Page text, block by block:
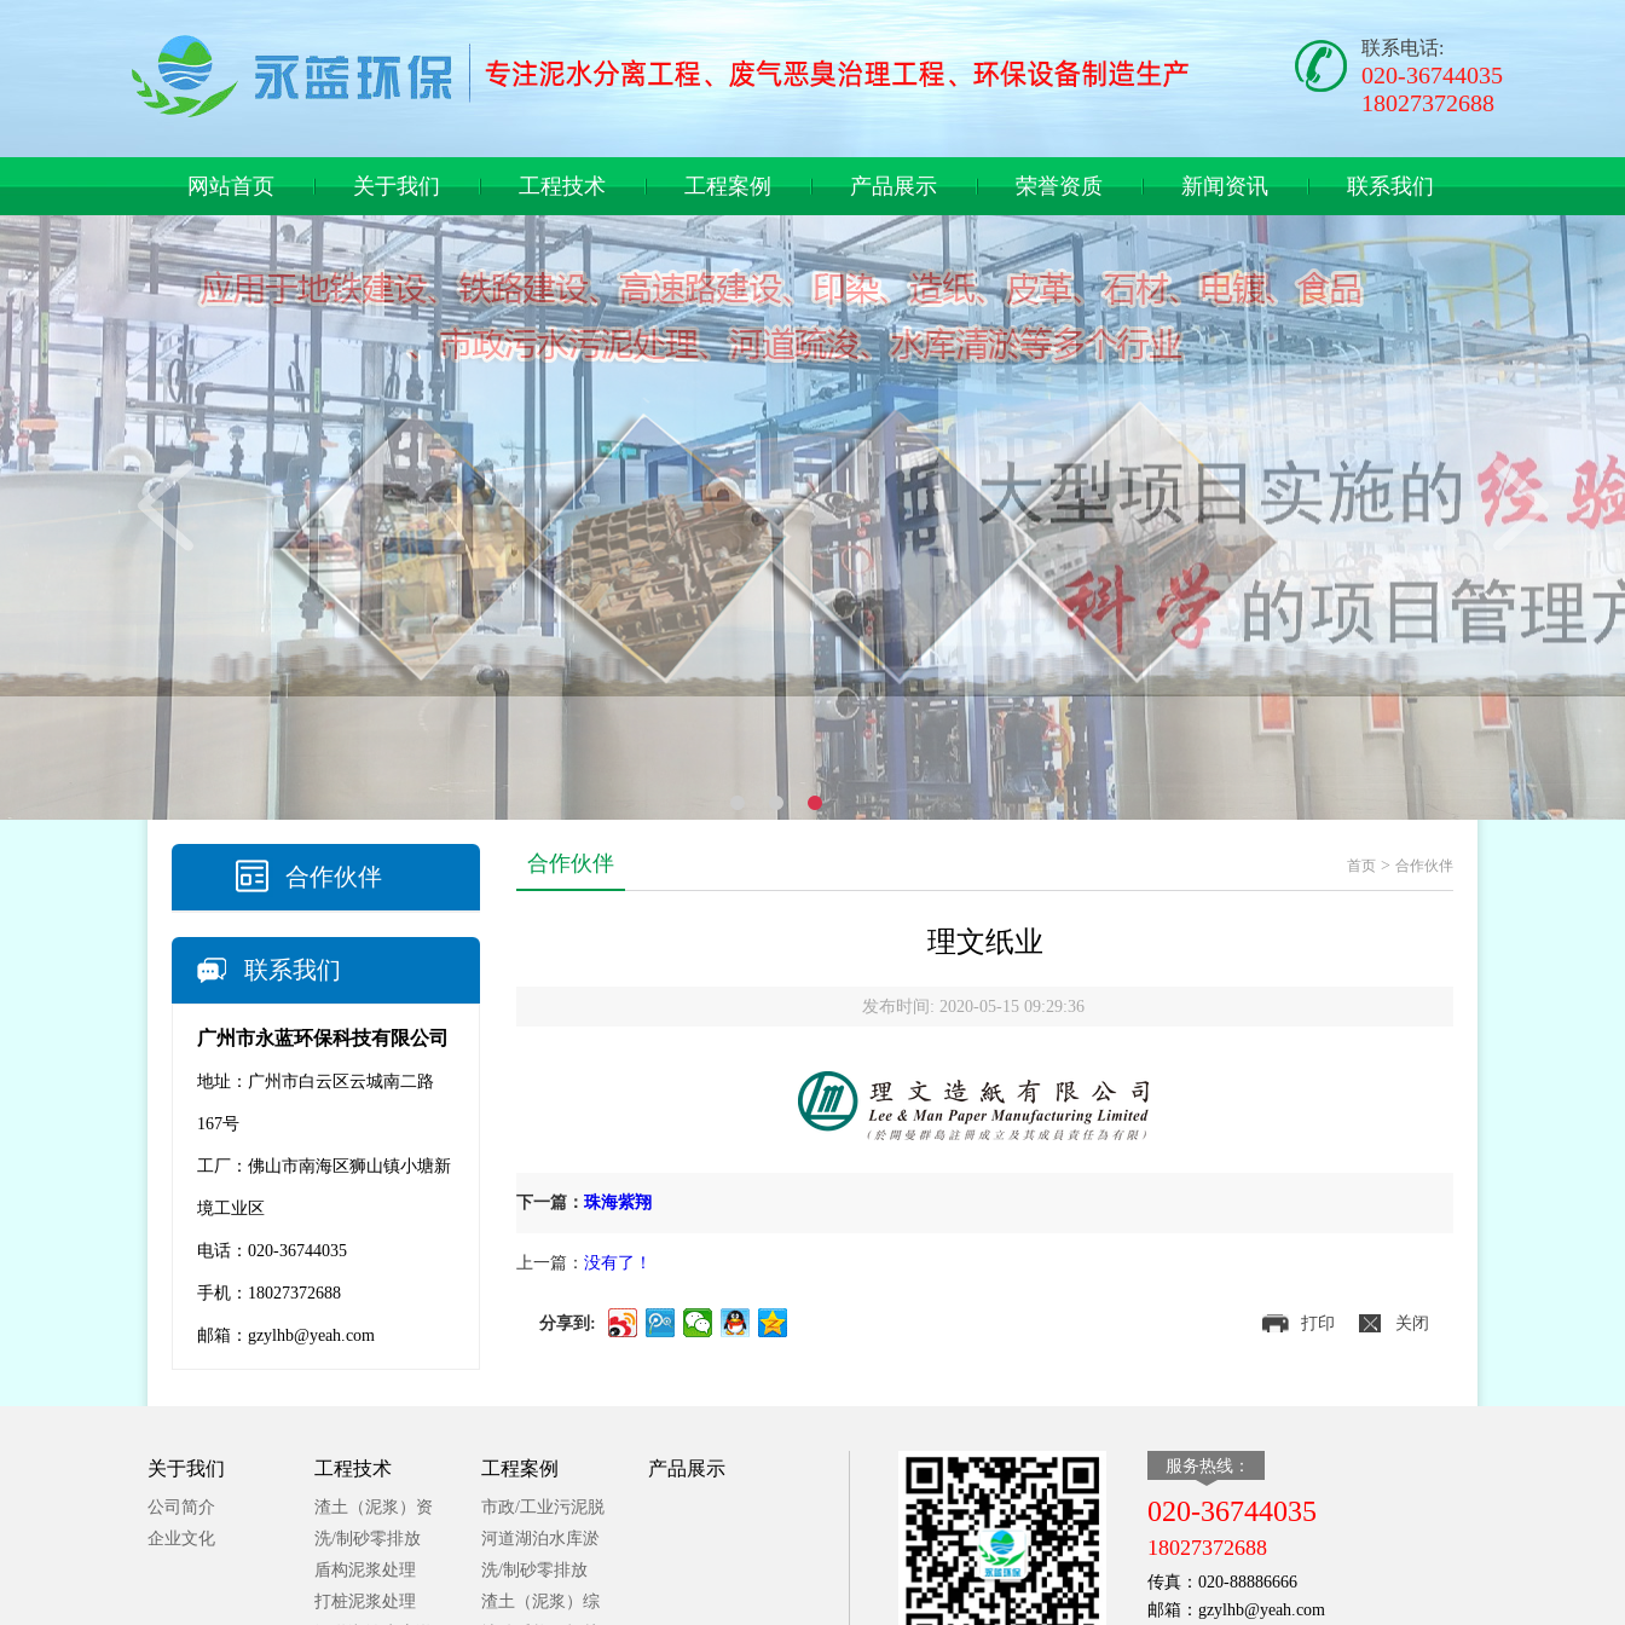
联系电话:
020-36744035
18027372688
网站首页 关于我们 工程技术 工程案例 产品展示 荣誉资质 新闻资讯 联系我们
合作伙伴
联系我们
广州市永蓝环保科技有限公司
地址：广州市白云区云城南二路
167号
工厂：佛山市南海区狮山镇小塘新
境工业区
电话：020-36744035
手机：18027372688
邮箱：gzylhb@yeah.com
合作伙伴 首页 > 合作伙伴
理文纸业
发布时间: 2020-05-15 09:29:36
下一篇： 珠海紫翔
上一篇： 没有了！
分享到: 打印 关闭
关于我们
公司简介
企业文化
工程技术
渣土（泥浆）资
源化处理
洗/制砂零排放
盾构泥浆处理
打桩泥浆处理
工程案例
市政/工业污泥脱
水处理
河道湖泊水库淤
泥处理
洗/制砂零排放
渣土（泥浆）综
产品展示 服务热线：
020-36744035
18027372688
传真：020-88886666
邮箱：gzylhb@yeah.com